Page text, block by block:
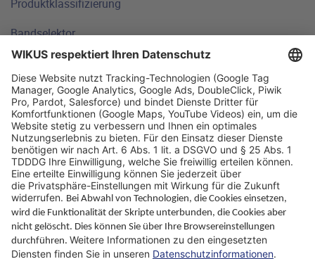
Produktklassifizierung
Bandselektor
Technische Grundlagen
FAQ
Standorte
Warum WIKUS
Ratgeber
Unternehmen